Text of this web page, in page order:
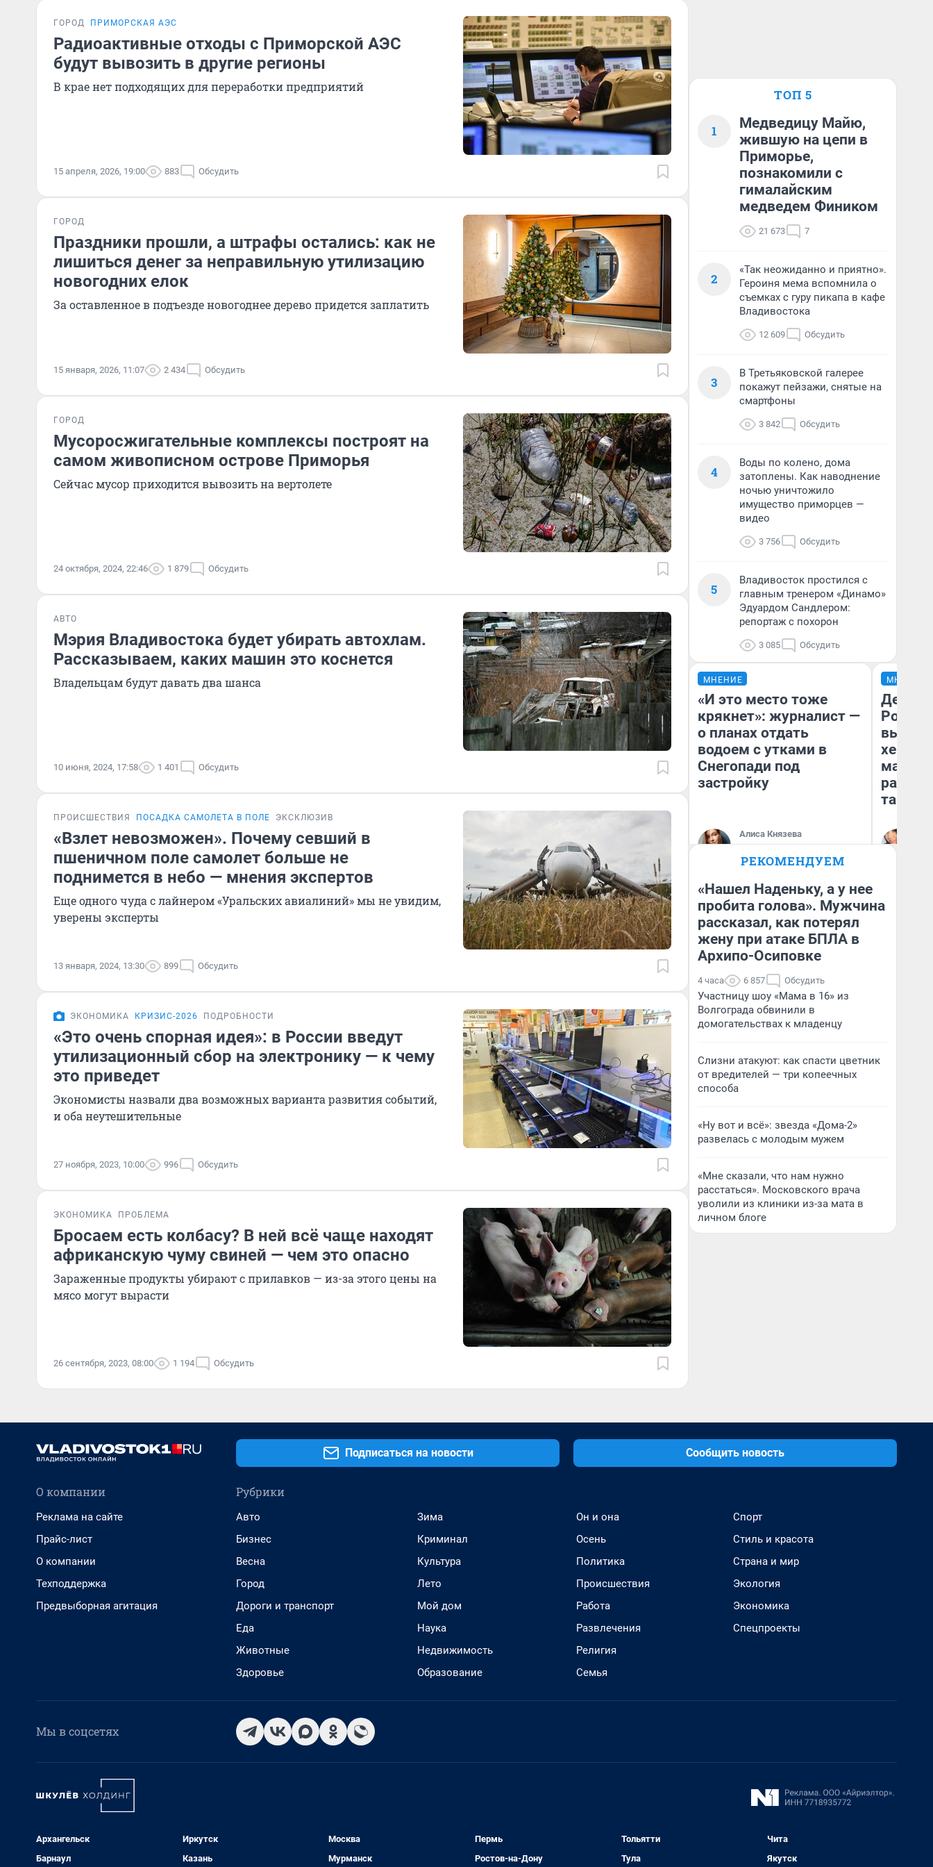
ГОРОД ПРИМОРСКАЯ АЭС
Радиоактивные отходы с Приморской АЭС
будут вывозить в другие регионы
В крае нет подходящих для переработки предприятий
15 апреля, 2026, 19:00 883 Обсудить
ГОРОД
Праздники прошли, а штрафы остались: как не
лишиться денег за неправильную утилизацию
новогодних елок
За оставленное в подъезде новогоднее дерево придется заплатить
15 января, 2026, 11:07 2 434 Обсудить
ГОРОД
Мусоросжигательные комплексы построят на
самом живописном острове Приморья
Сейчас мусор приходится вывозить на вертолете
24 октября, 2024, 22:46 1 879 Обсудить
АВТО
Мэрия Владивостока будет убирать автохлам.
Рассказываем, каких машин это коснется
Владельцам будут давать два шанса
10 июня, 2024, 17:58 1 401 Обсудить
ПРОИСШЕСТВИЯ ПОСАДКА САМОЛЕТА В ПОЛЕ ЭКСКЛЮЗИВ
«Взлет невозможен». Почему севший в
пшеничном поле самолет больше не
поднимется в небо — мнения экспертов
Еще одного чуда с лайнером «Уральских авиалиний» мы не увидим,
уверены эксперты
13 января, 2024, 13:30 899 Обсудить
ЭКОНОМИКА КРИЗИС-2026 ПОДРОБНОСТИ
«Это очень спорная идея»: в России введут
утилизационный сбор на электронику — к чему
это приведет
Экономисты назвали два возможных варианта развития событий,
и оба неутешительные
27 ноября, 2023, 10:00 996 Обсудить
ЭКОНОМИКА ПРОБЛЕМА
Бросаем есть колбасу? В ней всё чаще находят
африканскую чуму свиней — чем это опасно
Зараженные продукты убирают с прилавков — из-за этого цены на
мясо могут вырасти
26 сентября, 2023, 08:00 1 194 Обсудить
ТОП 5
1
Медведицу Майю,
жившую на цепи в
Приморье,
познакомили с
гималайским
медведем Фиником
21 673 7
2
«Так неожиданно и приятно».
Героиня мема вспомнила о
съемках с гуру пикапа в кафе
Владивостока
12 609 Обсудить
3
В Третьяковской галерее
покажут пейзажи, снятые на
смартфоны
3 842 Обсудить
4
Воды по колено, дома
затоплены. Как наводнение
ночью уничтожило
имущество приморцев —
видео
3 756 Обсудить
5
Владивосток простился с
главным тренером «Динамо»
Эдуардом Сандлером:
репортаж с похорон
3 085 Обсудить
МНЕНИЕ
«И это место тоже
крякнет»: журналист —
о планах отдать
водоем с утками в
Снегопади под
застройку
Алиса Князева
Корреспондент
VLADIVOSTOK1.RU
МНЕНИЕ
Дело
хенды
так
РЕКОМЕНДУЕМ
«Нашел Наденьку, а у нее
пробита голова». Мужчина
рассказал, как потерял
жену при атаке БПЛА в
Архипо-Осиповке
4 часа 6 857 Обсудить
Участницу шоу «Мама в 16» из
Волгограда обвинили в
домогательствах к младенцу
Слизни атакуют: как спасти цветник
от вредителей — три копеечных
способа
«Ну вот и всё»: звезда «Дома-2»
развелась с молодым мужем
«Мне сказали, что нам нужно
расстаться». Московского врача
уволили из клиники из-за мата в
личном блоге
Подписаться на новости Сообщить новость
О компании
Реклама на сайте
Прайс-лист
О компании
Техподдержка
Предвыборная агитация
Рубрики
Авто
Бизнес
Весна
Город
Дороги и транспорт
Еда
Животные
Здоровье
Зима
Криминал
Культура
Лето
Мой дом
Наука
Недвижимость
Образование
Он и она
Осень
Политика
Происшествия
Работа
Развлечения
Религия
Семья
Спорт
Стиль и красота
Страна и мир
Экология
Экономика
Спецпроекты
Мы в соцсетях
Архангельск
Барнаул
Иркутск
Казань
Москва
Мурманск
Пермь
Ростов-на-Дону
Тольятти
Тула
Чита
Якутск